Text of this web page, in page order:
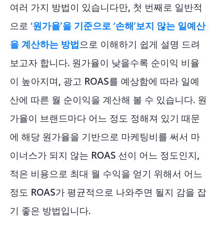
여러 가지 방법이 있습니다만, 첫 번째로 일반적
으로 ‘원가율’을 기준으로 ‘손해’보지 않는 일예산
을 계산하는 방법으로 이해하기 쉽게 설명 드려
보고자 합니다. 원가율이 낮을수록 순이익 비율
이 높아지며, 광고 ROAS를 예상함에 따라 일예
산에 따른 월 순이익을 계산해 볼 수 있습니다. 원
가율이 브랜드마다 어느 정도 정해져 있기 때문
에 해당 원가율을 기반으로 마케팅비를 써서 마
이너스가 되지 않는 ROAS 선이 어느 정도인지,
적은 비용으로 최대 월 수익을 얻기 위해서 어느
정도 ROAS가 평균적으로 나와주면 될지 감을 잡
기 좋은 방법입니다.